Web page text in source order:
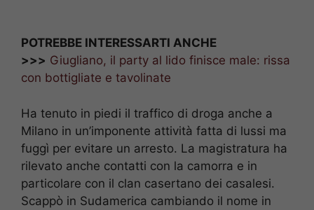
POTREBBE INTERESSARTI ANCHE
>>> Giugliano, il party al lido finisce male: rissa
con bottigliate e tavolinate
Ha tenuto in piedi il traffico di droga anche a
Milano in un’imponente attività fatta di lussi ma
fuggì per evitare un arresto. La magistratura ha
rilevato anche contatti con la camorra e in
particolare con il clan casertano dei casalesi.
Scappò in Sudamerica cambiando il nome in